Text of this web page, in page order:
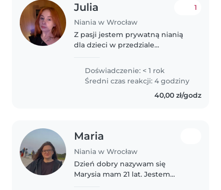
Julia
Niania w Wrocław
1
Z pasji jestem prywatną nianią
dla dzieci w przedziale
dziewiątym rokiem życia. Swoją
pracę traktuje jak misję, która
wymaga uważności na rozwój i
Doświadczenie: < 1 rok
Średni czas reakcji: 4 godziny
40,00 zł/godz
Maria
Niania w Wrocław
Dzień dobry nazywam się
Marysia mam 21 lat. Jestem